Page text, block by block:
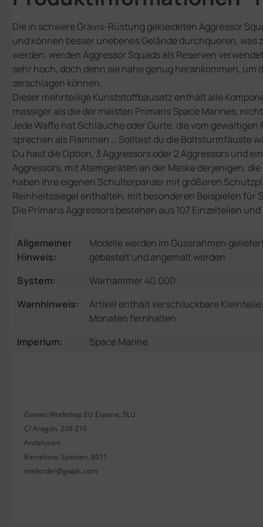
Die in schwere Gravis-Rüstung gekleideten Aggressor
und können besser unebenes Gelände durchqueren,
werden, werden Aggressor Squads als Reserven
sehr hoch, doch denn sie nahe genug herankommen,
zerschlagen können.
Dieser mehrteilige Kunststoffbausatz enthält alle
massiger als die der meisten Primaris Space Marines,
Jede Waffe hat Schläuche oder Gurte, die vom
sprechen als Flammen … Solltest du die Boltsturmfäuste
Du hast die Option, 3 Aggressors oder 2 Aggressors und
Aggressors, mit Atemgeräten an der Maske derjenigen,
haben ihre eigenen Schulterpanzer mit größeren
Reinheitssiegel enthalten, mit besonderen Beispielen für
Die Primaris Aggressors bestehen aus 107 Einzelteilen
Allgemeiner
Hinweis:
Modelle werden im Gussrahmen
gebastelt und angemalt werden
System:
Warhammer 40.000
Warnhinweis:
Artikel enthält verschluckbare
Monaten fernhalten
Imperium:
Space Marine
Games Workshop EU Espana, SLU
C/ Aragón, 208 210
Andalusien
Barcelona, Spanien, 8011
mailorder@gwplc.com